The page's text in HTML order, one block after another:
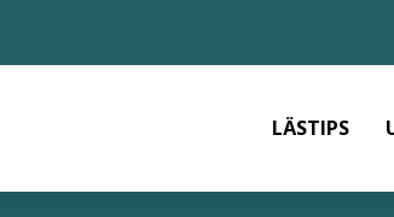
LÄSTIPS